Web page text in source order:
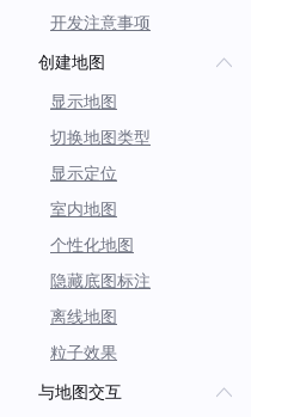
开发注意事项
创建地图
显示地图
切换地图类型
显示定位
室内地图
个性化地图
隐藏底图标注
离线地图
粒子效果
与地图交互